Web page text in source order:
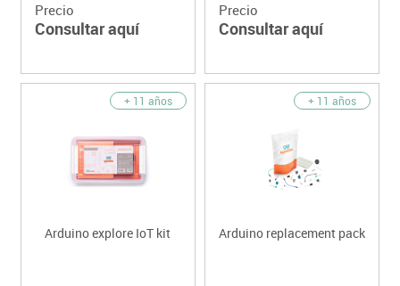
Precio
Consultar aquí
Precio
Consultar aquí
+ 11 años
Arduino explore IoT kit
+ 11 años
Arduino replacement pack